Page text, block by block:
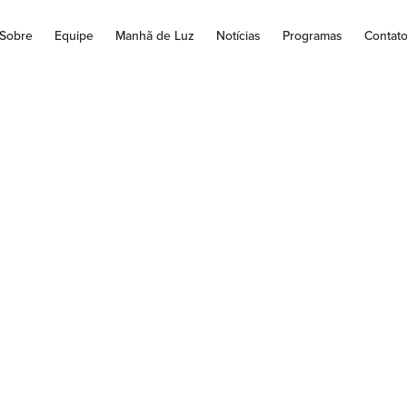
Sobre Equipe Manhã de Luz Notícias Programas Contato